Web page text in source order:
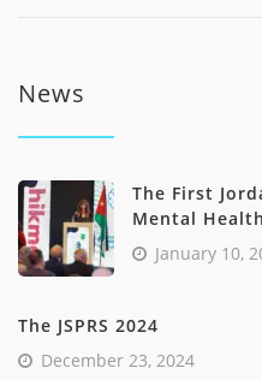
News
The First
Mental Health
January 10,
The JSPRS 2024
December 23, 2024